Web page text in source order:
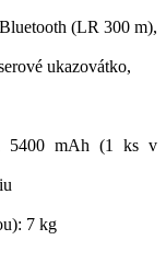
(LR 300 m),
ukazovátko,
5400 mAh (1 ks v
7 kg